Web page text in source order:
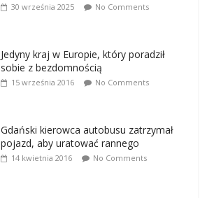
30 września 2025 No Comments
Jedyny kraj w Europie, który poradził
sobie z bezdomnością
15 września 2016 No Comments
Gdański kierowca autobusu zatrzymał
pojazd, aby uratować rannego
14 kwietnia 2016 No Comments